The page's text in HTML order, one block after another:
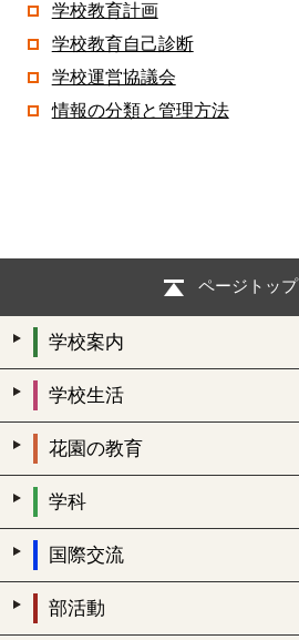
学校教育計画
学校教育自己診断
学校運営協議会
情報の分類と管理方法
ページトップ
学校案内
学校生活
花園の教育
学科
国際交流
部活動